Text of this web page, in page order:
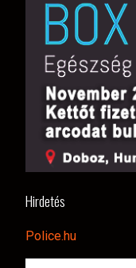
Hirdetés
Police.hu